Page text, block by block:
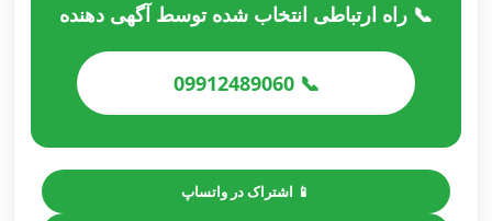
📞 راه ارتباطی انتخاب شده توسط آگهی دهنده
📞 09912489060
📱 اشتراک در واتساپ